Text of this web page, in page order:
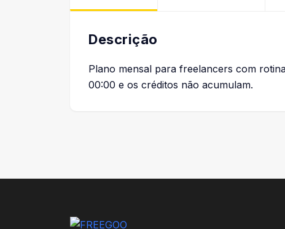
Descrição
Plano mensal para freelancers com
00:00 e os créditos não acumulam.